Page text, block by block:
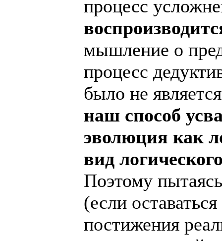
процесс
мышление о
процесс
было не
наш способ
эволюция как
вид
Поэтому
(если
постижения